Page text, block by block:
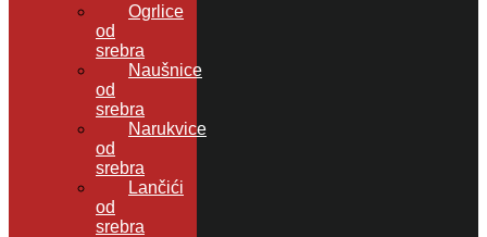
Ogrlice
od
srebra
Naušnice
od
srebra
Narukvice
od
srebra
Lančići
od
srebra